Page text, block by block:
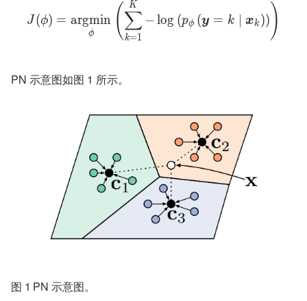
J (ϕ) =
ϕ
argmin ( k=1
∑
K
− log (pϕ (y = k xk )) )
PN 示意图如图 1 所示。
图 1	PN 示意图。